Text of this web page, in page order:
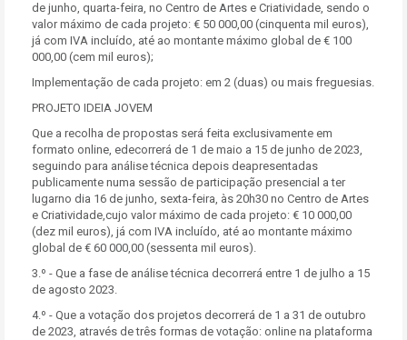
de junho, quarta-feira, no Centro de Artes e Criatividade, sendo o
valor máximo de cada projeto: € 50 000,00 (cinquenta mil euros),
já com IVA incluído, até ao montante máximo global de € 100
000,00 (cem mil euros);
Implementação de cada projeto: em 2 (duas) ou mais freguesias.
PROJETO IDEIA JOVEM
Que a recolha de propostas será feita exclusivamente em
formato online, edecorrerá de 1 de maio a 15 de junho de 2023,
seguindo para análise técnica depois deapresentadas
publicamente numa sessão de participação presencial a ter
lugarno dia 16 de junho, sexta-feira, às 20h30 no Centro de Artes
e Criatividade,cujo valor máximo de cada projeto: € 10 000,00
(dez mil euros), já com IVA incluído, até ao montante máximo
global de € 60 000,00 (sessenta mil euros).
3.º - Que a fase de análise técnica decorrerá entre 1 de julho a 15
de agosto 2023.
4.º - Que a votação dos projetos decorrerá de 1 a 31 de outubro
de 2023, através de três formas de votação: online na plataforma